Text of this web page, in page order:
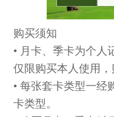
购买须知
• 月卡、季卡为个人
仅限购买本人使用
• 每张套卡类型一经
卡类型。